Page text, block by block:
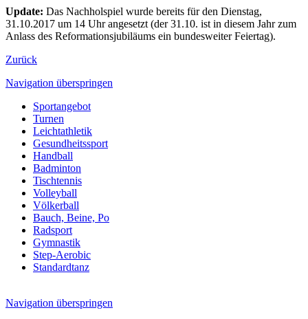
Update: Das Nachholspiel wurde bereits für den Dienstag,
31.10.2017 um 14 Uhr angesetzt (der 31.10. ist in diesem Jahr zum
Anlass des Reformationsjubiläums ein bundesweiter Feiertag).
Zurück
Navigation überspringen
Sportangebot
Turnen
Leichtathletik
Gesundheitssport
Handball
Badminton
Tischtennis
Volleyball
Völkerball
Bauch, Beine, Po
Radsport
Gymnastik
Step-Aerobic
Standardtanz
Navigation überspringen